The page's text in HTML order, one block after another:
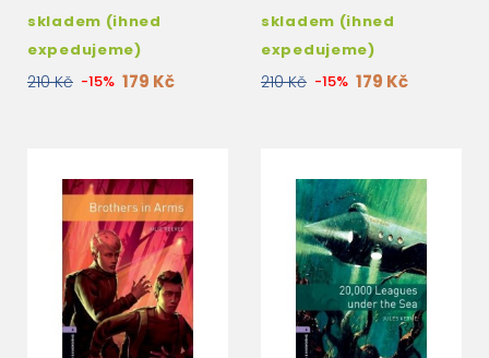
skladem (ihned
expedujeme)
210 Kč -15% 179 Kč
skladem (ihned
expedujeme)
210 Kč -15% 179 Kč